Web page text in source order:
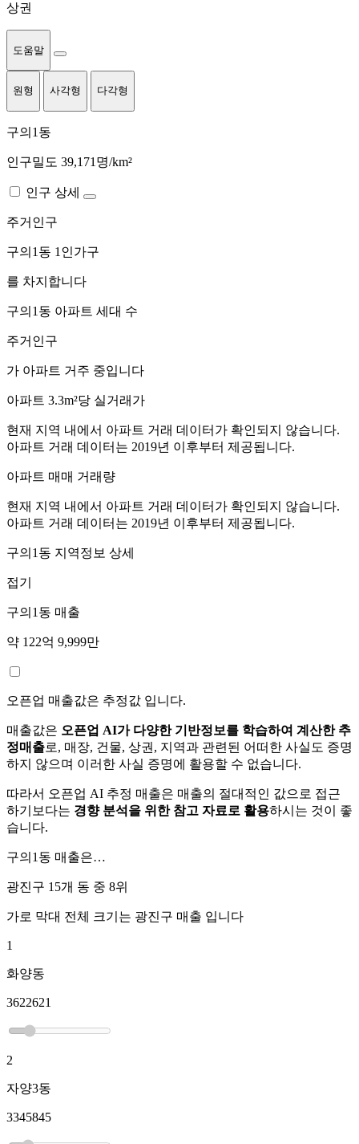
상권
도움말
원형 사각형 다각형
구의1동
인구밀도 39,171명/km²
인구 상세
주거인구
구의1동 1인가구
를 차지합니다
구의1동 아파트 세대 수
주거인구
가 아파트 거주 중입니다
아파트 3.3m²당 실거래가
현재 지역 내에서 아파트 거래 데이터가 확인되지 않습니다.
아파트 거래 데이터는 2019년 이후부터 제공됩니다.
아파트 매매 거래량
현재 지역 내에서 아파트 거래 데이터가 확인되지 않습니다.
아파트 거래 데이터는 2019년 이후부터 제공됩니다.
구의1동 지역정보 상세
접기
구의1동 매출
약 122억 9,999만
오픈업 매출값은 추정값 입니다.
매출값은 오픈업 AI가 다양한 기반정보를 학습하여 계산한 추
정매출로, 매장, 건물, 상권, 지역과 관련된 어떠한 사실도 증명
하지 않으며 이러한 사실 증명에 활용할 수 없습니다.
따라서 오픈업 AI 추정 매출은 매출의 절대적인 값으로 접근
하기보다는 경향 분석을 위한 참고 자료로 활용하시는 것이 좋
습니다.
구의1동 매출은…
광진구 15개 동 중 8위
가로 막대 전체 크기는 광진구 매출 입니다
1
화양동
3622621
2
자양3동
3345845